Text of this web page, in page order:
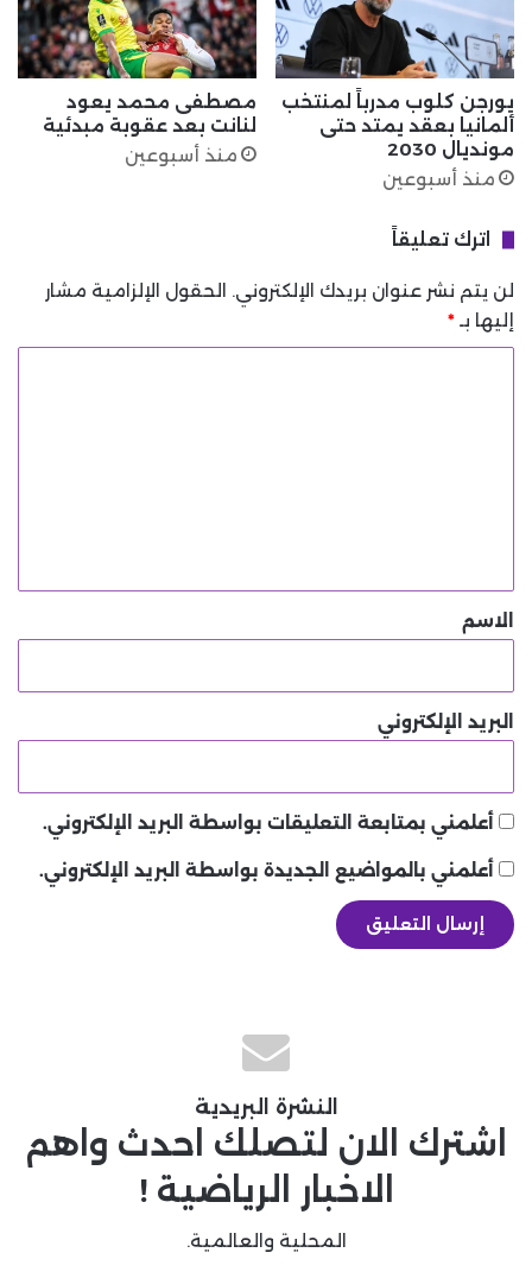
يورجن كلوب مدرباً لمنتخب
ألمانيا بعقد يمتد حتى
مونديال 2030
منذ أسبوعين
مصطفى محمد يعود
لنانت بعد عقوبة مبدئية
منذ أسبوعين
اترك تعليقاً
لن يتم نشر عنوان بريدك الإلكتروني. الحقول الإلزامية مشار
إليها بـ *
*الاسم
البريد الإلكتروني
أعلمني بمتابعة التعليقات بواسطة البريد الإلكتروني.
أعلمني بالمواضيع الجديدة بواسطة البريد الإلكتروني.
النشرة البريدية
اشترك الان لتصلك احدث واهم
الاخبار الرياضية !
المحلية والعالمية.